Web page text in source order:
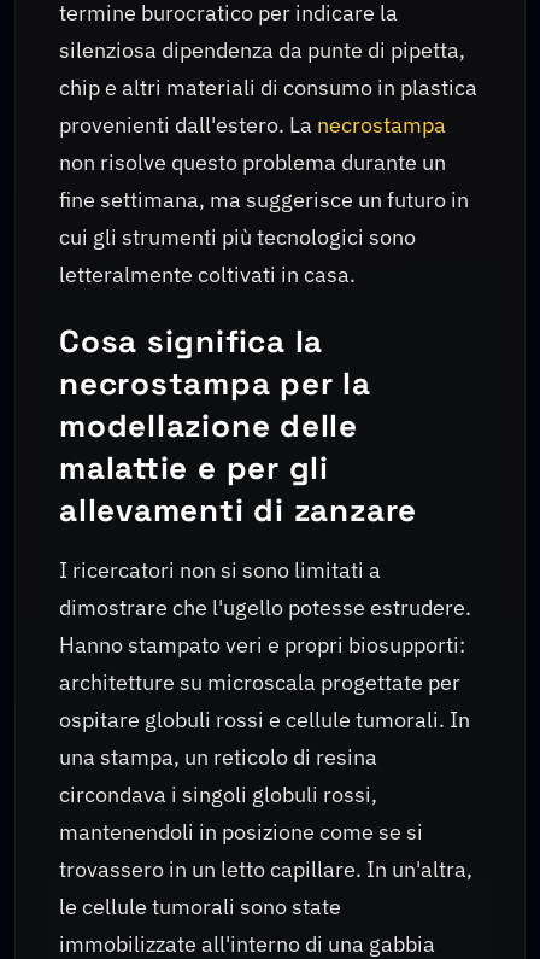
termine burocratico per indicare la
silenziosa dipendenza da punte di pipetta,
chip e altri materiali di consumo in plastica
provenienti dall'estero. La necrostampa
non risolve questo problema durante un
fine settimana, ma suggerisce un futuro in
cui gli strumenti più tecnologici sono
letteralmente coltivati in casa.
Cosa significa la
necrostampa per la
modellazione delle
malattie e per gli
allevamenti di zanzare
I ricercatori non si sono limitati a
dimostrare che l'ugello potesse estrudere.
Hanno stampato veri e propri biosupporti:
architetture su microscala progettate per
ospitare globuli rossi e cellule tumorali. In
una stampa, un reticolo di resina
circondava i singoli globuli rossi,
mantenendoli in posizione come se si
trovassero in un letto capillare. In un'altra,
le cellule tumorali sono state
immobilizzate all'interno di una gabbia